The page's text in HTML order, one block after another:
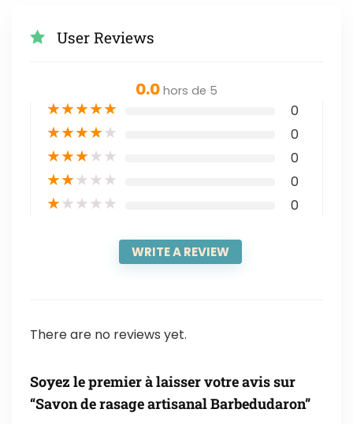
User Reviews
0.0 hors de 5
★★★★★ 0
★★★★★ 0
★★★★★ 0
★★★★★ 0
★★★★★ 0
WRITE A REVIEW
There are no reviews yet.
Soyez le premier à laisser votre avis sur
“Savon de rasage artisanal Barbedudaron”